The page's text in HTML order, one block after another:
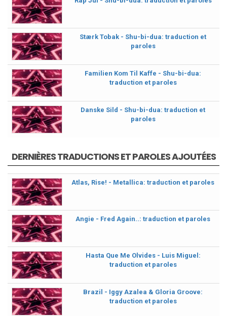
Stærk Tobak - Shu-bi-dua: traduction et
paroles
Familien Kom Til Kaffe - Shu-bi-dua:
traduction et paroles
Danske Sild - Shu-bi-dua: traduction et
paroles
DERNIÈRES TRADUCTIONS ET PAROLES AJOUTÉES
Atlas, Rise! - Metallica: traduction et paroles
Angie - Fred Again..: traduction et paroles
Hasta Que Me Olvides - Luis Miguel:
traduction et paroles
Brazil - Iggy Azalea & Gloria Groove:
traduction et paroles